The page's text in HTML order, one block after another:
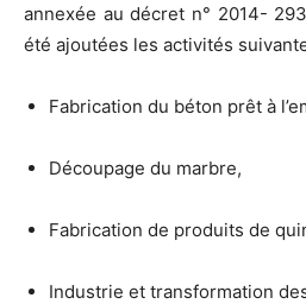
annexée au décret n° 2014-
été ajoutées les activités
Fabrication du béton prêt à
Découpage du marbre,
Fabrication de produits de
Industrie et transformation